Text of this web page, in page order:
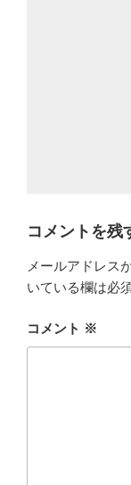
コメントを残
メールアドレス
いている欄は必
コメント ※